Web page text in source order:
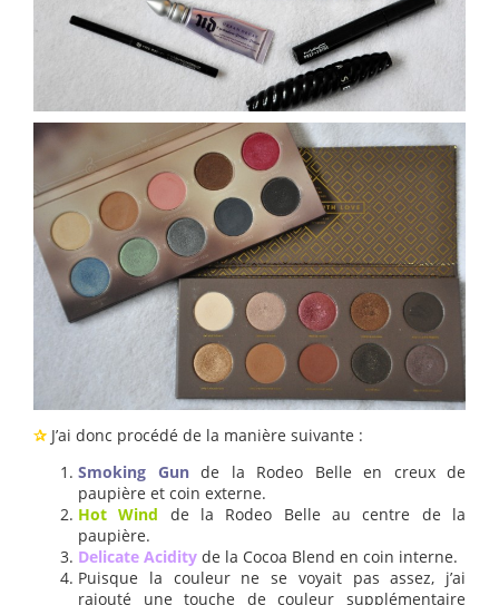
✰ J’ai donc procédé de la manière suivante :
Smoking Gunde la Rodeo Belle en creux de
paupière et coin externe.
Hot Wind de la Rodeo Belle au centre de la
paupière.
Delicate Acidity de la Cocoa Blend en coin interne.
Puisque la couleur ne se voyait pas assez, j’ai
rajouté une touche de couleur supplémentaire